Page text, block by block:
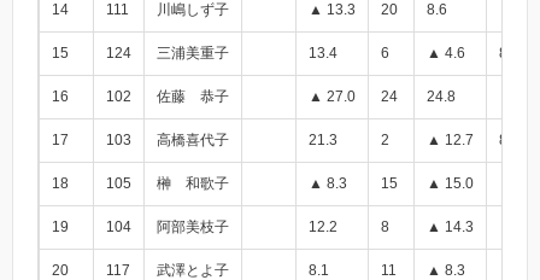
14 111 川嶋しず子 ▲ 13.3 20 8.6
15 124 三浦美重子 13.4 6 ▲ 4.6 8.8
16 102 佐藤 恭子 ▲ 27.0 24 24.8
17 103 高橋喜代子 21.3 2 ▲ 12.7 8.6
18 105 榊 和歌子 ▲ 8.3 15 ▲ 15.0
19 104 阿部美枝子 12.2 8 ▲ 14.3
20 117 武澤とよ子 8.1 11 ▲ 8.3